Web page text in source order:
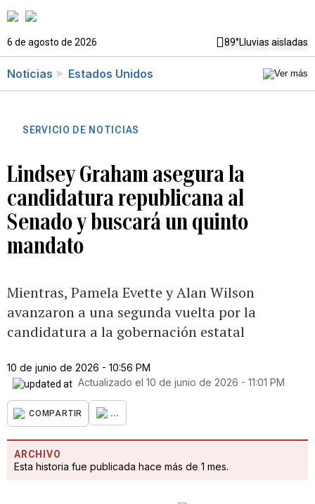
6 de agosto de 2026 89°Lluvias aisladas
Noticias Estados Unidos
SERVICIO DE NOTICIAS
Lindsey Graham asegura la
candidatura republicana al
Senado y buscará un quinto
mandato
Mientras, Pamela Evette y Alan Wilson
avanzaron a una segunda vuelta por la
candidatura a la gobernación estatal
10 de junio de 2026 - 10:56 PM
Actualizado el 10 de junio de 2026 - 11:01 PM
COMPARTIR ...
ARCHIVO
Esta historia fue publicada hace más de 1 mes.